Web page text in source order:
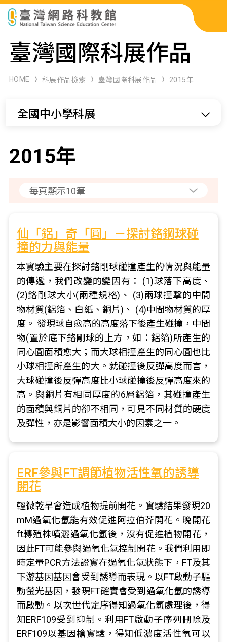
科展作品檢索
科學研習月刊
臺灣國際科展作品
HOME 科展作品檢索 臺灣國際科展作品 2015年
全國中小學科展
2015年
仙「鋁」奇「圓」－探討鉻鋼球碰
撞的力與能量
本實驗主要在探討鉻剛球碰撞產生的情況與能量
的傳遞，我們改變的變因有： (1)球落下高度、
(2)鉻剛球大小(兩種規格)、 (3)兩球撞擊的中間
物材質(鋁箔、白紙、銅片)、 (4)中間物材質的厚
度。 發現球自愈高的高度落下後產生碰撞，中間
物(置於底下鉻剛球的上方，如：鋁箔)所產生的
同心圓面積愈大；而大球相撞產生的同心圓也比
小球相撞所產生的大。就碰撞後反彈高度而言，
大球碰撞後反彈高度比小球碰撞後反彈高度來的
高。與銅片有相同厚度的6層鋁箔，其碰撞產生
的面積與銅片的卻不相同，可見不同材質的硬度
及彈性，亦是影響面積大小的因素之一。
ERF參與FT調節植物活性氧的誘導
開花
輕微乾旱會造成植物提前開花。實驗結果發現20
mM過氧化氫能有效促進阿拉伯芥開花。晚開花
ft轉殖株噴灑過氧化氫後，沒有促進植物開花，
因此FT可能參與過氧化氫控制開花。我們利用即
時定量PCR方法證實在過氧化氫狀態下，FT及其
下游基因基因會受到誘導而表現。以FT啟動子驅
動螢光基因，發現FT確實會受到過氧化氫的誘導
而啟動。以次世代定序得知過氧化氫處理後，得
知ERF109受到抑制。利用FT啟動子序列刪除及
ERF109以基因槍實驗，得知低濃度活性氧可以